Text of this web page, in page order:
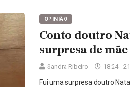
OPINIÃO
Conto doutro
surpresa de mãe
Sandra Ribeiro 18:24 -
Fui uma surpresa doutro